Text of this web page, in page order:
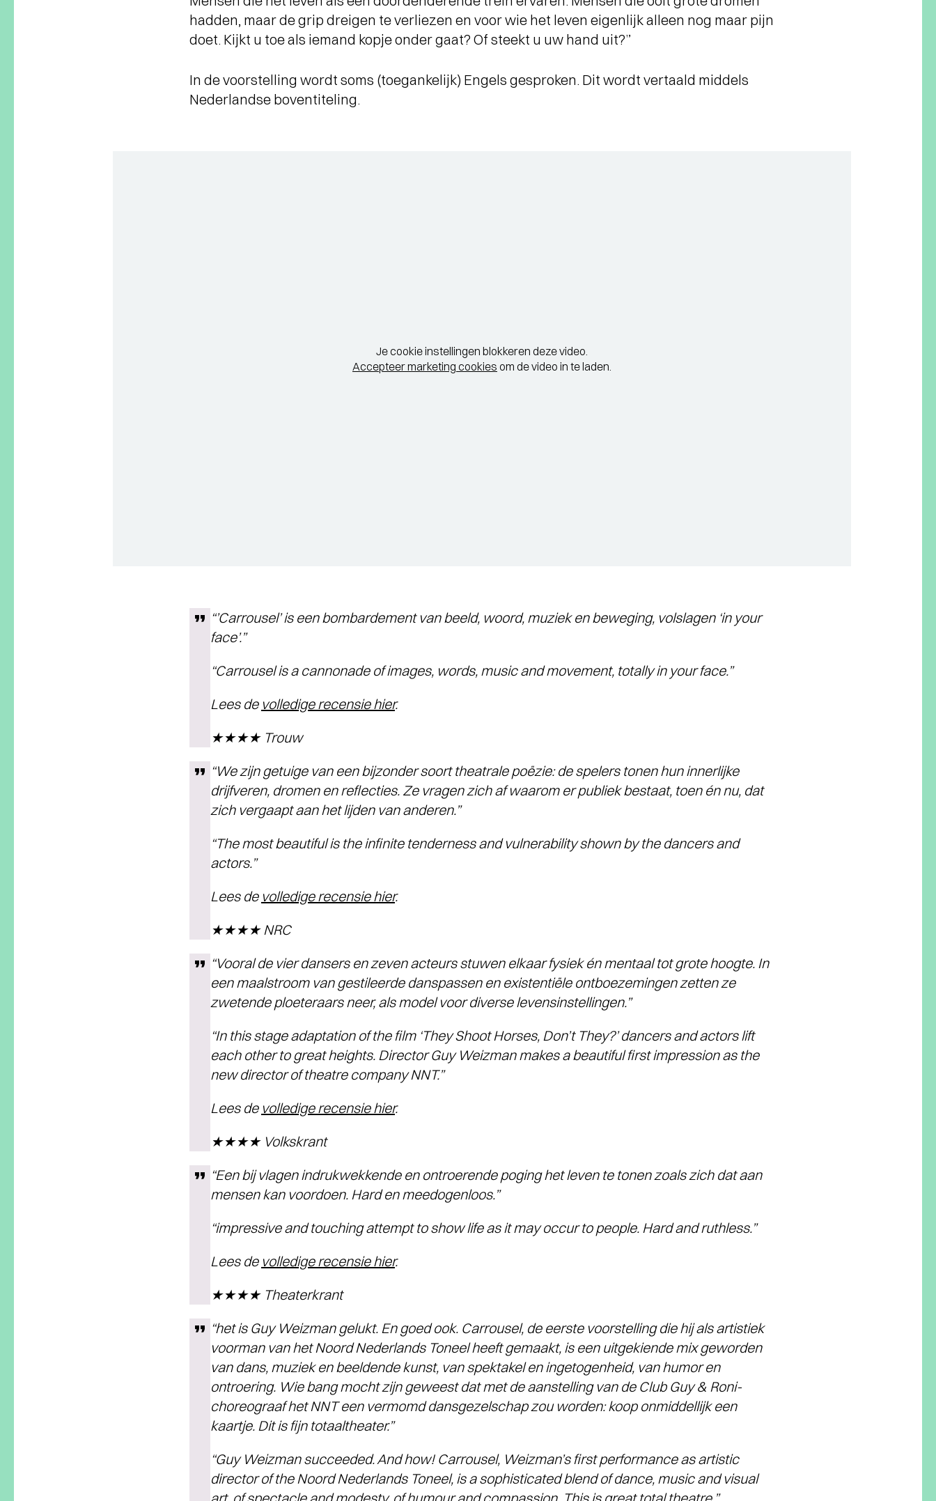
hadden, maar de grip dreigen te verliezen en voor wie het leven eigenlijk alleen nog maar pijn
doet. Kijkt u toe als iemand kopje onder gaat? Of steekt u uw hand uit?”
In de voorstelling wordt soms (toegankelijk) Engels gesproken. Dit wordt vertaald middels
Nederlandse boventiteling.
Je cookie instellingen blokkeren deze video.
Accepteer marketing cookies om de video in te laden.
“’Carrousel’ is een bombardement van beeld, woord, muziek en beweging, volslagen ‘in your
face’.”
“Carrousel is a cannonade of images, words, music and movement, totally in your face.”
Lees de volledige recensie hier.
★★★★ Trouw
“We zijn getuige van een bijzonder soort theatrale poëzie: de spelers tonen hun innerlijke
drijfveren, dromen en reflecties. Ze vragen zich af waarom er publiek bestaat, toen én nu, dat
zich vergaapt aan het lijden van anderen.”
“The most beautiful is the infinite tenderness and vulnerability shown by the dancers and
actors.”
Lees de volledige recensie hier.
★★★★ NRC
“Vooral de vier dansers en zeven acteurs stuwen elkaar fysiek én mentaal tot grote hoogte. In
een maalstroom van gestileerde danspassen en existentiële ontboezemingen zetten ze
zwetende ploeteraars neer, als model voor diverse levensinstellingen.”
“In this stage adaptation of the film ‘They Shoot Horses, Don’t They?’ dancers and actors lift
each other to great heights. Director Guy Weizman makes a beautiful first impression as the
new director of theatre company NNT.”
Lees de volledige recensie hier.
★★★★ Volkskrant
“Een bij vlagen indrukwekkende en ontroerende poging het leven te tonen zoals zich dat aan
mensen kan voordoen. Hard en meedogenloos.”
“impressive and touching attempt to show life as it may occur to people. Hard and ruthless.”
Lees de volledige recensie hier.
★★★★ Theaterkrant
“het is Guy Weizman gelukt. En goed ook. Carrousel, de eerste voorstelling die hij als artistiek
voorman van het Noord Nederlands Toneel heeft gemaakt, is een uitgekiende mix geworden
van dans, muziek en beeldende kunst, van spektakel en ingetogenheid, van humor en
ontroering. Wie bang mocht zijn geweest dat met de aanstelling van de Club Guy & Roni-
choreograaf het NNT een vermomd dansgezelschap zou worden: koop onmiddellijk een
kaartje. Dit is fijn totaaltheater.”
“Guy Weizman succeeded. And how! Carrousel, Weizman’s first performance as artistic
director of the Noord Nederlands Toneel, is a sophisticated blend of dance, music and visual